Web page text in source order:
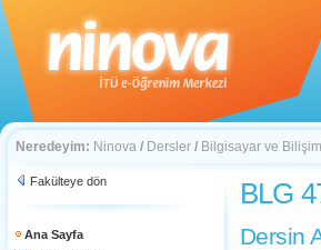
Neredeyim: Ninova / Dersler / Bilgisayar ve
Fakülteye dön
Ana Sayfa
BLG
Dersin